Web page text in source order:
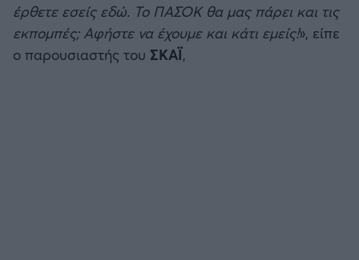
έρθετε εσείς εδώ. Το ΠΑΣΟΚ θα μας πάρει και τις
εκπομπές; Αφήστε να έχουμε και κάτι εμείς!», είπε
ο παρουσιαστής του ΣΚΑΪ,